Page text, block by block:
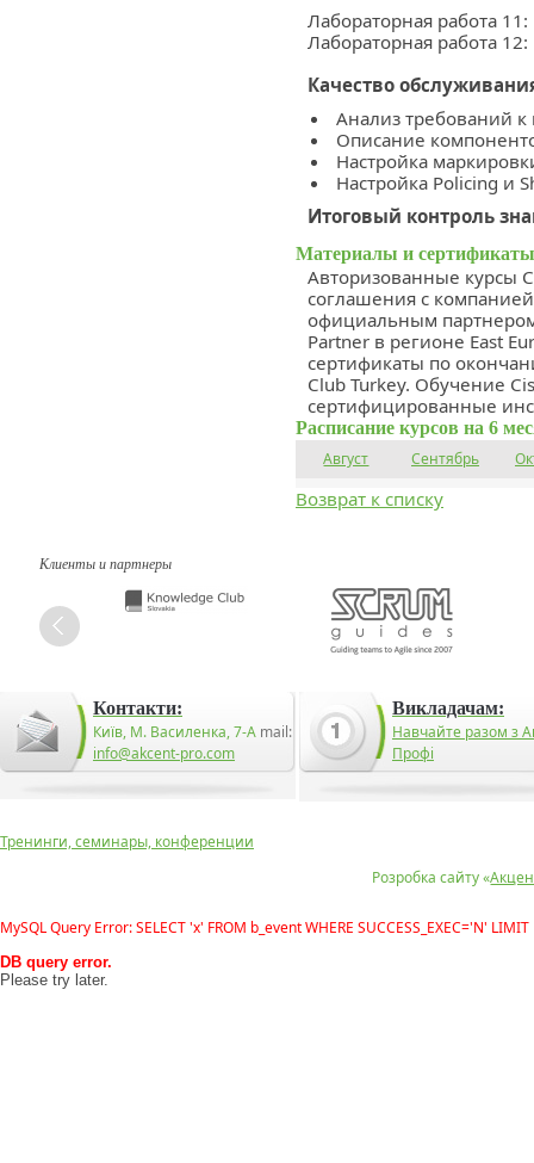
Лабораторная работа
Лабораторная работа
Качество
Анализ требований
Описание
Настройка
Настройка Policing и
Итоговый контроль
Материалы и
Авторизованные курсы
соглашения с компанией
официальным
Partner в регионе East
сертификаты по
Club Turkey. Обучение
сертифицированные
Расписание курсов на 6
Август Сентябрь
Возврат к списку
Клиенты и партнеры
Контакти:
Київ, М. Василенка, 7-А mail:
info@akcent-pro.com
Викладачам:
Навчайте разом з
Профі
Розробка сайту «
Тренинги, семинары, конференции
MySQL Query Error: SELECT 'x' FROM b_event WHERE SUCCESS_EXEC='N' LIMIT
DB query error.
Please try later.